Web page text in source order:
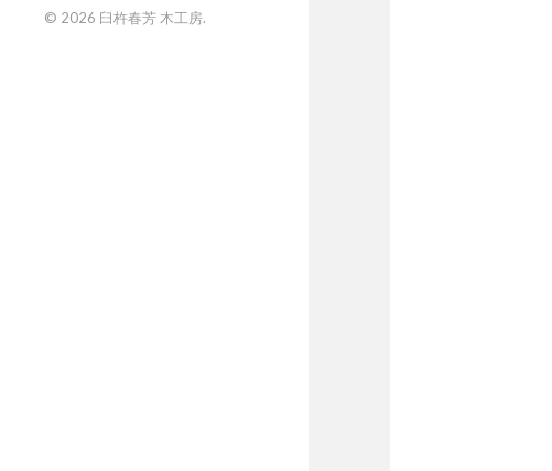
© 2026 臼杵春芳 木工房.